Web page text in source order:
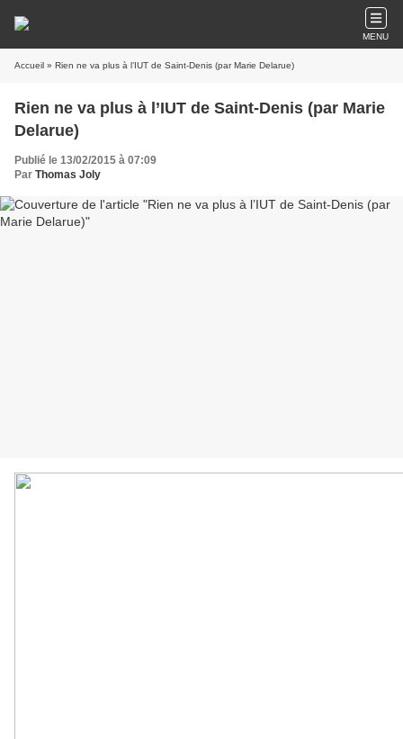
MENU
Accueil » Rien ne va plus à l’IUT de Saint-Denis (par Marie Delarue)
Rien ne va plus à l’IUT de Saint-Denis (par Marie
Delarue)
Publié le 13/02/2015 à 07:09
Par Thomas Joly